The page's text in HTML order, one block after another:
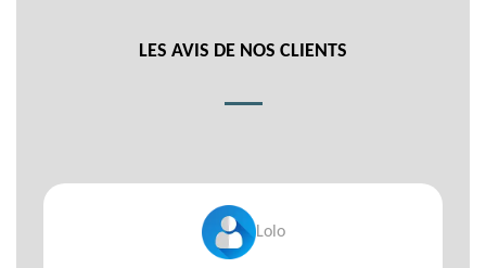
LES AVIS DE NOS CLIENTS
Lolo